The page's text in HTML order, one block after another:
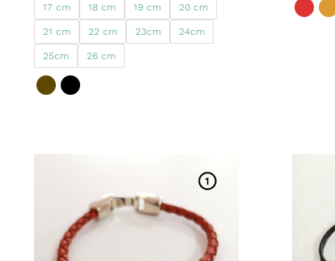
17 cm 18 cm 19 cm 20 cm
21 cm 22 cm 23cm 24cm
25cm 26 cm